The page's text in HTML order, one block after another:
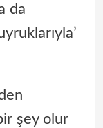
da
şey olur